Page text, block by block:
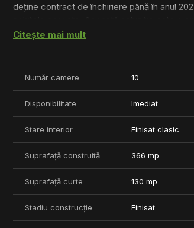
deține contract de închiriere până în anul
care să nu aibă o curte comună. Prețul, de
Citește mai mult
Număr camere 10
Disponibilitate Imediat
Stare interior Finisat clasic
Suprafață construită 366 mp
Suprafață curte 130 mp
Stadiu construcție Finisat